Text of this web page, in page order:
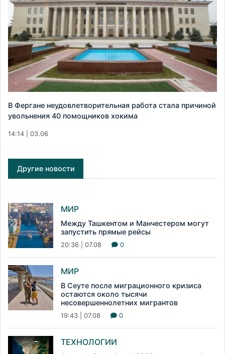
В Фергане неудовлетворительная работа стала причиной
увольнения 40 помощников хокима
14:14 | 03.06
Другие новости
МИР
Между Ташкентом и Манчестером могут
запустить прямые рейсы
20:36 | 07.08 0
МИР
В Сеуте после миграционного кризиса
остаются около тысячи
несовершеннолетних мигрантов
19:43 | 07.08 0
ТЕХНОЛОГИИ